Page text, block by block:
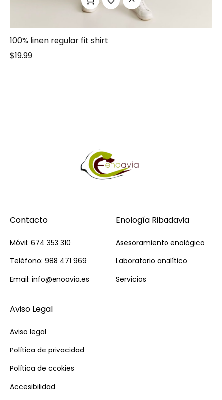
100% linen regular fit shirt
$19.99
Contacto
Móvil: 674 353 310
Teléfono: 988 471 969
Email: info@enoavia.es
Enología Ribadavia
Asesoramiento enológico
Laboratorio analítico
Servicios
Aviso Legal
Aviso legal
Política de privacidad
Política de cookies
Accesibilidad